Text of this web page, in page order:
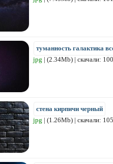
туманность галактика
jpg | (2.34Mb) | скачали: 100
стена кирпичи черный
jpg | (1.26Mb) | скачали: 105